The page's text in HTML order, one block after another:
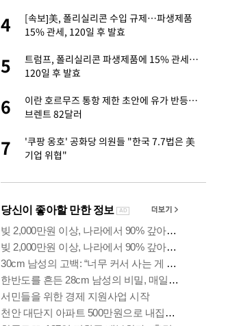
4
[속보]美, 폴리실리콘 수입 규제…파생제품
15% 관세, 120일 후 발효
5
트럼프, 폴리실리콘 파생제품에 15% 관세…
120일 후 발효
6
이란 호르무즈 통항 제한 초안에 유가 반등…
브렌트 82달러
7
'쿠팡 옹호' 공화당 의원들 "한국 7.7법은 美
기업 위협"